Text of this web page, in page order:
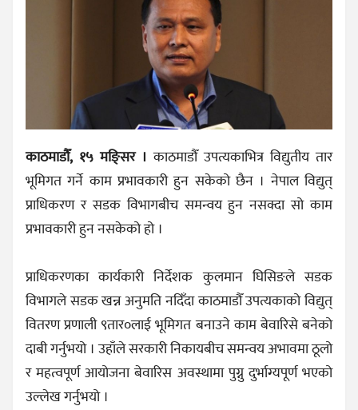
काठमाडौँ, १५ मङ्सिर ।काठमाडौँ उपत्यकाभित्र विद्युतीय तार
भूमिगत गर्ने काम प्रभावकारी हुन सकेको छैन । नेपाल विद्युत्
प्राधिकरण र सडक विभागबीच समन्वय हुन नसक्दा सो काम
प्रभावकारी हुन नसकेको हो ।
प्राधिकरणका कार्यकारी निर्देशक कुलमान घिसिङले सडक
विभागले सडक खन्न अनुमति नदिँदा काठमाडौँ उपत्यकाको विद्युत्
वितरण प्रणाली ९तार०लाई भूमिगत बनाउने काम बेवारिसे बनेको
दाबी गर्नुभयो । उहाँले सरकारी निकायबीच समन्वय अभावमा ठूलो
र महत्वपूर्ण आयोजना बेवारिस अवस्थामा पुग्नु दुर्भाग्यपूर्ण भएको
उल्लेख गर्नुभयो ।